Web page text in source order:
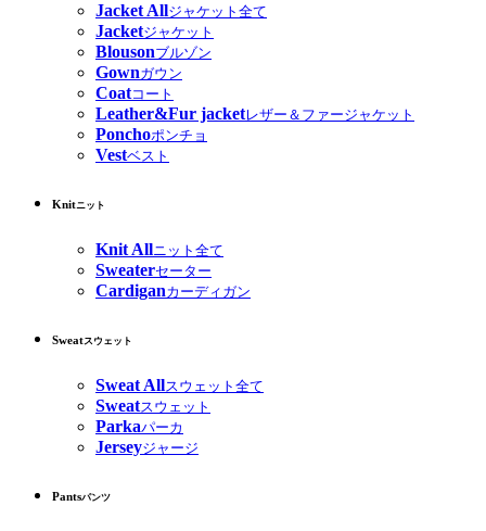
Jacket Allジャケット全て
Jacketジャケット
Blousonブルゾン
Gownガウン
Coatコート
Leather&Fur jacketレザー＆ファージャケット
Ponchoポンチョ
Vestベスト
Knitニット
Knit Allニット全て
Sweaterセーター
Cardiganカーディガン
Sweatスウェット
Sweat Allスウェット全て
Sweatスウェット
Parkaパーカ
Jerseyジャージ
Pantsパンツ